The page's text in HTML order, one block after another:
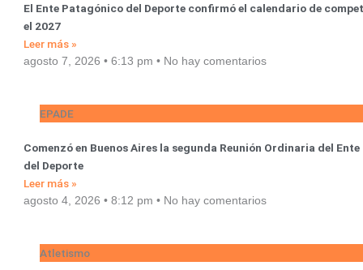
El Ente Patagónico del Deporte confirmó el calendario de
el 2027
Leer más »
agosto 7, 2026 6:13 pm No hay comentarios
EPADE
Comenzó en Buenos Aires la segunda Reunión Ordinaria del
del Deporte
Leer más »
agosto 4, 2026 8:12 pm No hay comentarios
Atletismo